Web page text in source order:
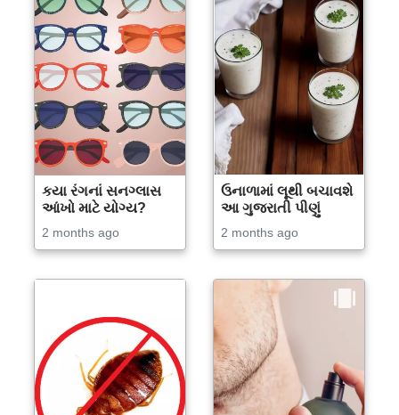
કયા રંગનાં સનગ્લાસ
આંખો માટે યોગ્ય?
2 months ago
ઉનાળામાં લૂથી બચાવશે
આ ગુજરાતી પીણું
2 months ago